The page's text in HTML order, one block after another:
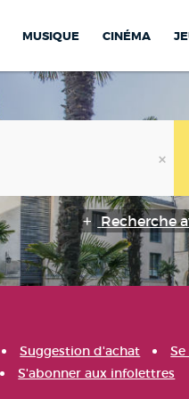
MUSIQUE CINÉMA
Recherche
Suggestion d'achat
S'abonner aux infolettres